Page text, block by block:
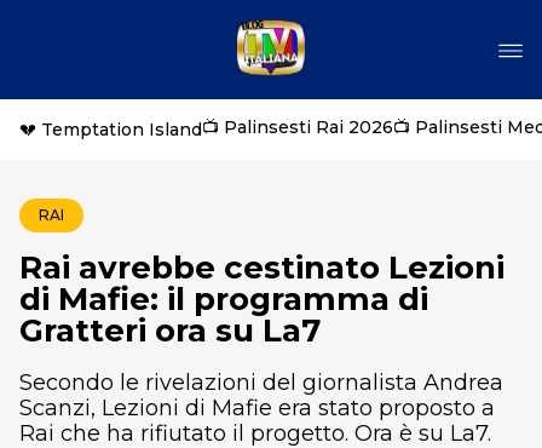
💔 Temptation Island📺 Palinsesti Rai 2026📺 Palinsesti
RAI
Rai avrebbe cestinato Lezioni
di Mafie: il programma di
Gratteri ora su La7
Secondo le rivelazioni del giornalista Andrea
Scanzi, Lezioni di Mafie era stato proposto a
Rai che ha rifiutato il progetto. Ora è su La7.